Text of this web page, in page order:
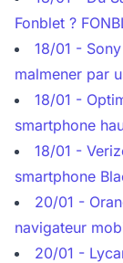
Fonblet ?
18/01 -
malmener par
18/01 -
smartphone
18/01 -
smartphone
20/01 -
navigateur
20/01 -